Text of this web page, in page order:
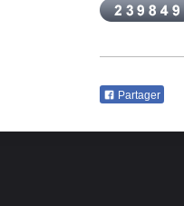
Partager